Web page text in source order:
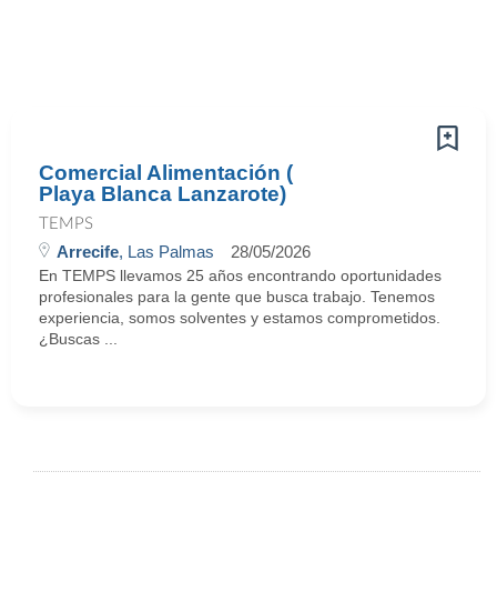
Comercial Alimentación (
Playa Blanca Lanzarote)
TEMPS
Arrecife, Las Palmas 28/05/2026
En TEMPS llevamos 25 años encontrando oportunidades
profesionales para la gente que busca trabajo. Tenemos
experiencia, somos solventes y estamos comprometidos.
¿Buscas ...